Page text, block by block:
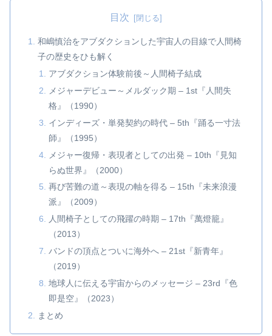
目次
和嶋慎治をアブダクションした宇宙人の目線で人間椅
子の歴史をひも解く
アブダクション体験前後～人間椅子結成
メジャーデビュー～メルダック期 – 1st『人間失
格』（1990）
インディーズ・単発契約の時代 – 5th『踊る一寸法
師』（1995）
メジャー復帰・表現者としての出発 – 10th『見知
らぬ世界』（2000）
再び苦難の道～表現の軸を得る – 15th『未来浪漫
派』（2009）
人間椅子としての飛躍の時期 – 17th『萬燈籠』
（2013）
バンドの頂点とついに海外へ – 21st『新青年』
（2019）
地球人に伝える宇宙からのメッセージ – 23rd『色
即是空』（2023）
まとめ